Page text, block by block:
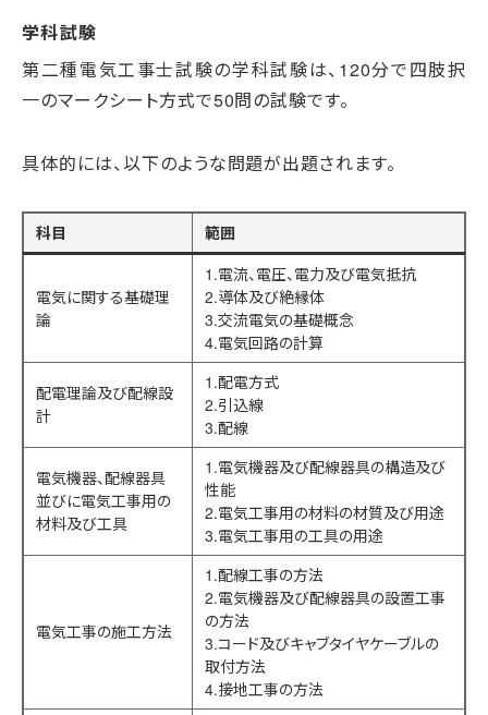
学科試験
第二種電気工事士試験の学科試験は、120分で四肢択
一のマークシート方式で50問の試験です。
具体的には、以下のような問題が出題されます。
科目 範囲
電気に関する基礎理
論
1.電流、電圧、電力及び電気抵抗
2.導体及び絶縁体
3.交流電気の基礎概念
4.電気回路の計算
配電理論及び配線設
計
1.配電方式
2.引込線
3.配線
電気機器、配線器具
並びに電気工事用の
材料及び工具
1.電気機器及び配線器具の構造及び
性能
2.電気工事用の材料の材質及び用途
3.電気工事用の工具の用途
電気工事の施工方法
1.配線工事の方法
2.電気機器及び配線器具の設置工事
の方法
3.コード及びキャブタイヤケーブルの
取付方法
4.接地工事の方法